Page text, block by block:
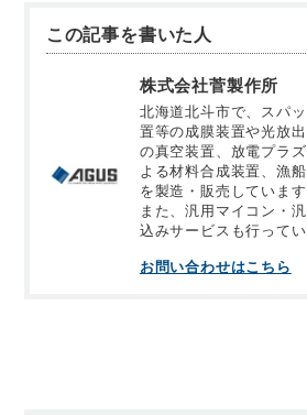
この記事を書いた人
株式会社菅製作所
北海道北斗市で、スパ
置等の成膜装置や光放
の真空装置、放電プラ
よる材料合成装置、漁
を製造・販売しています
また、汎用マイコン・
込みサービスも行ってい
お問い合わせはこちら